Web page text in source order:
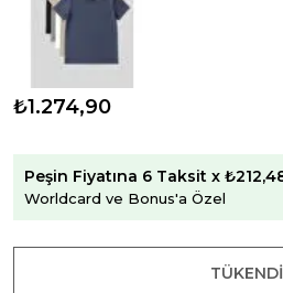
₺1.274,90
Peşin Fiyatına 6 Taksit x
Worldcard ve Bonus'a Özel
TÜKENDI